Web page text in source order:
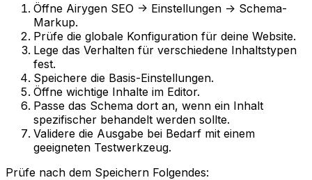
Öffne Airygen SEO -> Einstellungen -> Schema-
Markup.
Prüfe die globale Konfiguration für deine Website.
Lege das Verhalten für verschiedene Inhaltstypen
fest.
Speichere die Basis-Einstellungen.
Öffne wichtige Inhalte im Editor.
Passe das Schema dort an, wenn ein Inhalt
spezifischer behandelt werden sollte.
Validere die Ausgabe bei Bedarf mit einem
geeigneten Testwerkzeug.
Prüfe nach dem Speichern Folgendes: